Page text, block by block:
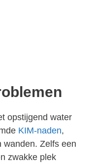
opstijgend water
KIM-naden,
wanden. Zelfs een
zwakke plek